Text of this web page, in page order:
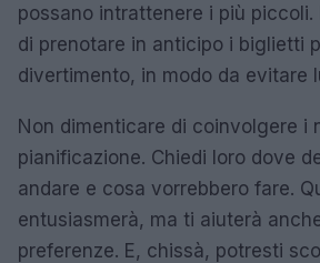
possano intrattenere i più piccoli.
di prenotare in anticipo i biglietti
divertimento, in modo da evitare
Non dimenticare di coinvolgere i
pianificazione. Chiedi loro dove
andare e cosa vorrebbero fare.
entusiasmerà, ma ti aiuterà
preferenze. E, chissà, potresti